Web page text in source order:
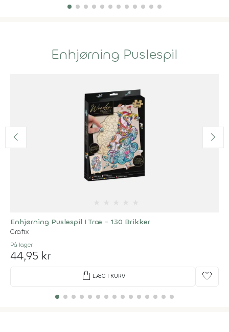
Enhjørning Puslespil
Enhjørning Puslespil I Træ - 130 Brikker
Grafix
På lager
44,95 kr
shopping_bag LÆG I KURV favorite